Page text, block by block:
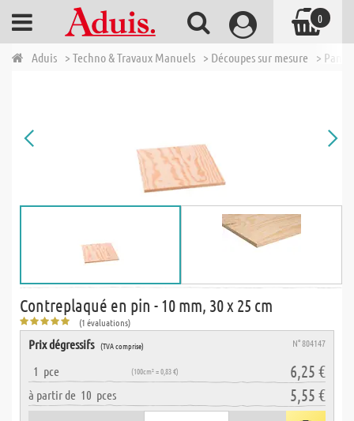
Aduis > Techno & Travaux Manuels > Découpes sur mesure >
Contreplaqué en pin - 10 mm, 30 x 25 cm
(1 évaluations)
Prix dégressifs (TVA comprise) N° 804147
1 pce (100cm² = 0,83 €) 6,25 €
à partir de 10 pces 5,55 €
0